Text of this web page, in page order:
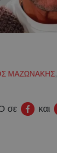
ΜΑΖΩΝΑΚΗΣ,
σε και